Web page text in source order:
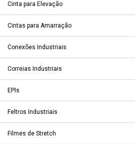
Cinta para Elevação
Cintas para Amarração
Conexões Industriais
Correias Industriais
EPIs
Feltros Industriais
Filmes de Stretch